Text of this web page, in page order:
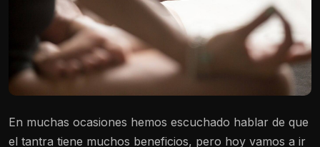
En muchas ocasiones hemos escuchado hablar de que
el tantra tiene muchos beneficios, pero hoy vamos a ir